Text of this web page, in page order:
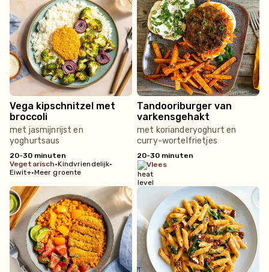
Vega kipschnitzel met
broccoli
met jasmijnrijst en
yoghurtsaus
20-30 minuten
vegetarisch•Kindvriendelijk•
Eiwit+•Meer groente
Tandooriburger van
varkensgehakt
met korianderyoghurt en
curry-wortelfrietjes
20-30 minuten
vlees